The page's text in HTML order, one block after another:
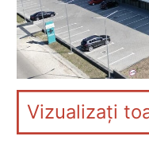
Vizualizați